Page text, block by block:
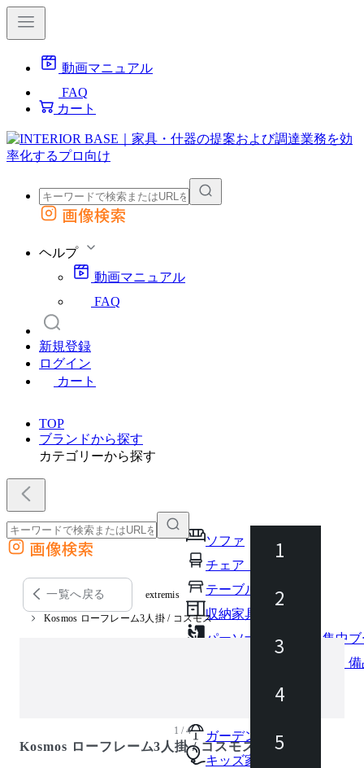
動画マニュアル
FAQ
カート
外部サイトの商品をカートに追加
画像検索
ヘルプ
動画マニュアル
FAQ
新規登録
ログイン
カート
TOP
ブランドから探す
カテゴリーから探す
ソファ
チェア・椅子
テーブル・デスク
収納家具
パーソナルブース・集中
オフィスアクセサリー・
インテリア雑貨
ガーデン・屋外
キッズ家具
外部サイトの商品をカートに追加
他のサイトで見つけた商品ページのURLを貼り付けて、カートに追加できます
画像検索
一覧へ戻る extremis
Kosmos ローフレーム3人掛 / コスモス
1 / 4
Kosmos ローフレーム3人掛 / コスモス
1
2
3
4
5